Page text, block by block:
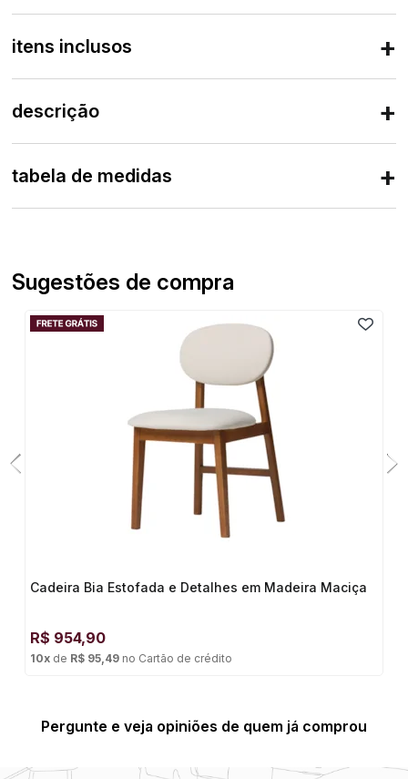
itens inclusos
descrição
tabela de medidas
Sugestões de compra
Cadeira Bia Estofada e Detalhes em Madeira Maciça
R$ 954,90
10x de R$ 95,49 no Cartão de crédito
Pergunte e veja opiniões de quem já comprou